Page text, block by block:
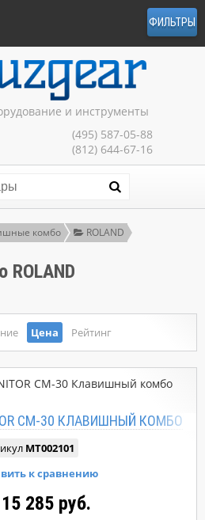
ФИЛЬТРЫ
и инструменты
(495) 587-05-88
(812) 644-67-16
комбо ROLAND
Цена Рейтинг
CM-30 КЛАВИШНЫЙ КОМБО
MT002101
15 285 руб.